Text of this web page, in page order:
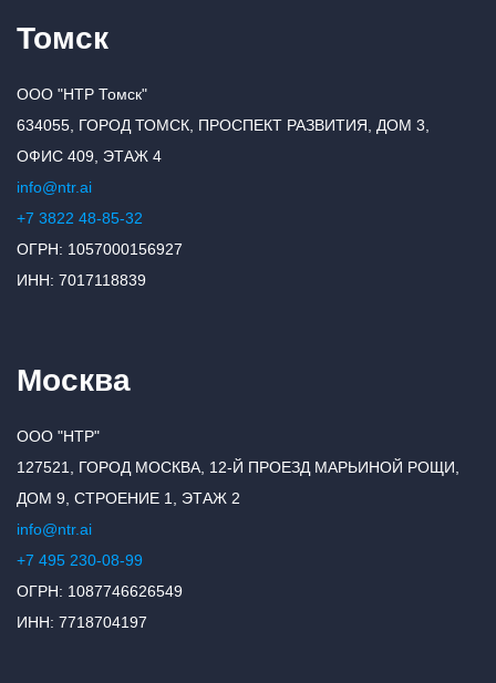
Томск
ООО "НТР Томск"
634055, ГОРОД ТОМСК, ПРОСПЕКТ РАЗВИТИЯ, ДОМ 3,
ОФИС 409, ЭТАЖ 4
info@ntr.ai
+7 3822 48-85-32
ОГРН: 1057000156927
ИНН: 7017118839
Москва
ООО "НТР"
127521, ГОРОД МОСКВА, 12-Й ПРОЕЗД МАРЬИНОЙ РОЩИ,
ДОМ 9, СТРОЕНИЕ 1, ЭТАЖ 2
info@ntr.ai
+7 495 230-08-99
ОГРН: 1087746626549
ИНН: 7718704197